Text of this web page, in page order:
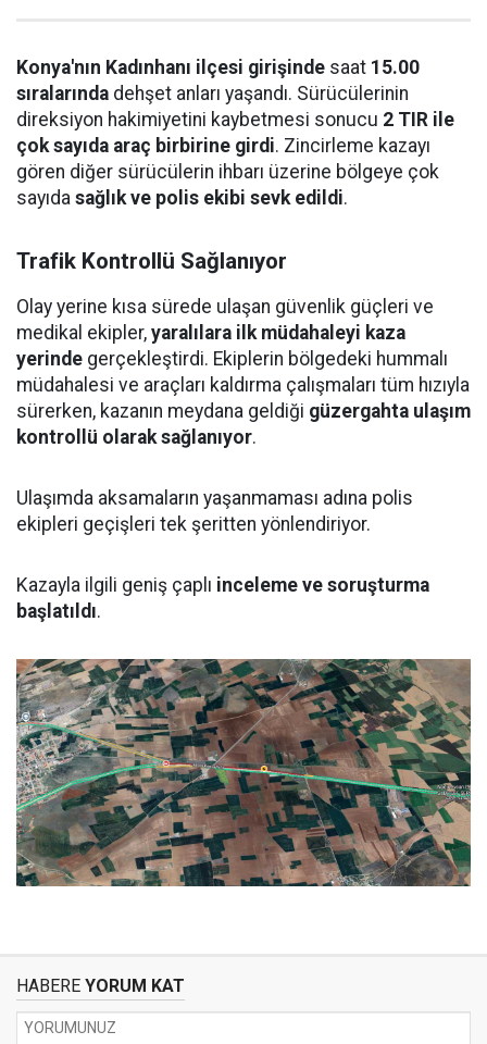
Konya'nın Kadınhanı ilçesi girişinde saat 15.00
sıralarında dehşet anları yaşandı. Sürücülerinin
direksiyon hakimiyetini kaybetmesi sonucu 2 TIR ile
çok sayıda araç birbirine girdi. Zincirleme kazayı
gören diğer sürücülerin ihbarı üzerine bölgeye çok
sayıda sağlık ve polis ekibi sevk edildi.
Trafik Kontrollü Sağlanıyor
Olay yerine kısa sürede ulaşan güvenlik güçleri ve
medikal ekipler, yaralılara ilk müdahaleyi kaza
yerinde gerçekleştirdi. Ekiplerin bölgedeki hummalı
müdahalesi ve araçları kaldırma çalışmaları tüm hızıyla
sürerken, kazanın meydana geldiği güzergahta ulaşım
kontrollü olarak sağlanıyor.
Ulaşımda aksamaların yaşanmaması adına polis
ekipleri geçişleri tek şeritten yönlendiriyor.
Kazayla ilgili geniş çaplı inceleme ve soruşturma
başlatıldı.
HABERE YORUM KAT